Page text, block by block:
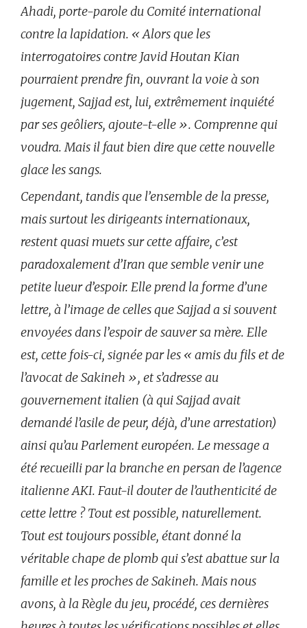
Ahadi, porte-parole du Comité international
contre la lapidation. « Alors que les
interrogatoires contre Javid Houtan Kian
pourraient prendre fin, ouvrant la voie à son
jugement, Sajjad est, lui, extrêmement inquiété
par ses geôliers, ajoute-t-elle ». Comprenne qui
voudra. Mais il faut bien dire que cette nouvelle
glace les sangs.
Cependant, tandis que l’ensemble de la presse,
mais surtout les dirigeants internationaux,
restent quasi muets sur cette affaire, c’est
paradoxalement d’Iran que semble venir une
petite lueur d’espoir. Elle prend la forme d’une
lettre, à l’image de celles que Sajjad a si souvent
envoyées dans l’espoir de sauver sa mère. Elle
est, cette fois-ci, signée par les « amis du fils et de
l’avocat de Sakineh », et s’adresse au
gouvernement italien (à qui Sajjad avait
demandé l’asile de peur, déjà, d’une arrestation)
ainsi qu’au Parlement européen. Le message a
été recueilli par la branche en persan de l’agence
italienne AKI. Faut-il douter de l’authenticité de
cette lettre ? Tout est possible, naturellement.
Tout est toujours possible, étant donné la
véritable chape de plomb qui s’est abattue sur la
famille et les proches de Sakineh. Mais nous
avons, à la Règle du jeu, procédé, ces dernières